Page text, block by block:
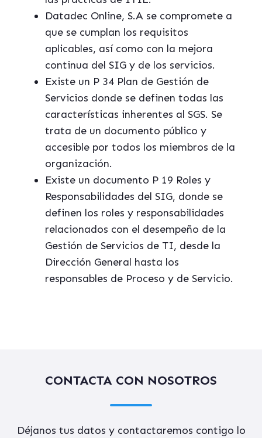
Datadec Online, S.A se compromete a
que se cumplan los requisitos
aplicables, así como con la mejora
continua del SIG y de los servicios.
Existe un P 34 Plan de Gestión de
Servicios donde se definen todas las
características inherentes al SGS. Se
trata de un documento público y
accesible por todos los miembros de la
organización.
Existe un documento P 19 Roles y
Responsabilidades del SIG, donde se
definen los roles y responsabilidades
relacionados con el desempeño de la
Gestión de Servicios de TI, desde la
Dirección General hasta los
responsables de Proceso y de Servicio.
CONTACTA CON NOSOTROS
Déjanos tus datos y contactaremos contigo lo